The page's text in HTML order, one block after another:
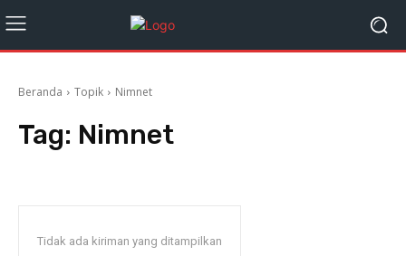
Beranda Topik Nimnet
Tag: Nimnet
Tidak ada kiriman yang ditampilkan